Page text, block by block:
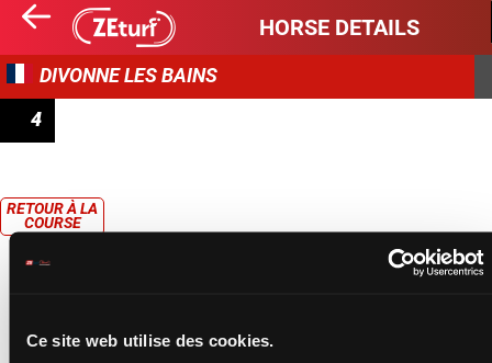
Ce site web utilise des cookies.
HORSE DETAILS
DIVONNE LES BAINS
4
RETOUR À LA
COURSE